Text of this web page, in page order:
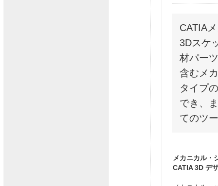
CATIA
3Dスケ
材パー
含むメ
タイプ
でき、
てのツ
メカニカル・
CATIA 3D デ